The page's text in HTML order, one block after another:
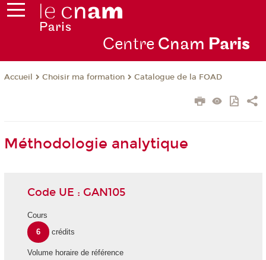
Centre Cnam Paris
Accueil Choisir ma formation Catalogue de la FOAD
Méthodologie analytique
Code UE : GAN105
Cours
6
crédits
Volume horaire de référence